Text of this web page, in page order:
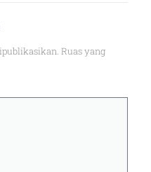
Ruas yang